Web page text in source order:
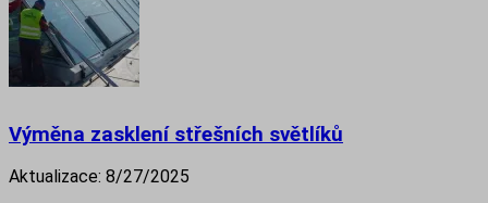
Výměna zasklení střešních světlíků
Aktualizace: 8/27/2025